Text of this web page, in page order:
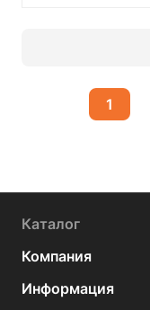
1
Каталог
Компания
Информация